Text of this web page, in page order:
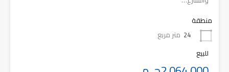
منطقة
24 متر مربع
للبيع